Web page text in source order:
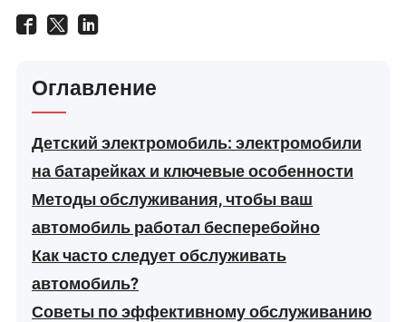
Оглавление
Детский электромобиль: электромобили
на батарейках и ключевые особенности
Методы обслуживания, чтобы ваш
автомобиль работал бесперебойно
Как часто следует обслуживать
автомобиль?
Советы по эффективному обслуживанию